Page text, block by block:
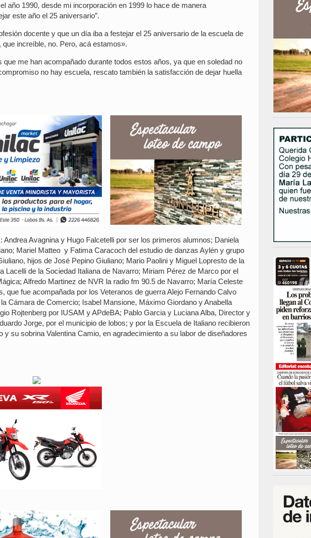
año 1990, desde mi incorporación en 1999 lo hace de manera
este año el 25 aniversario”.
docente y que un día iba a festejar el 25 aniversario de la escuela de
increíble, no. Pero, acá estamos».
me han acompañado durante todos estos años, ya que en soledad no
no hay escuela, rescato también la satisfacción de dejar huella
Avagnina y Hugo Falcetelli por ser los primeros alumnos; Daniela
Mariel Matteo y Fatima Caracoch del estudio de danzas Aylén y grupo
hijos de José Pepino Giuliano; Mario Paolini y Miguel Lopresto de la
Lacelli de la Sociedad Italiana de Navarro; Miriam Pérez de Marco por el
Alfredo Martinez de NVR la radio fm 90.5 de Navarro; María Celeste
que fue acompañada por los Veteranos de guerra Alejo Fernando Calvo
Cámara de Comercio; Isabel Mansione, Máximo Giordano y Anabella
Rojtenberg por IUSAM y APdeBA; Pablo Garcia y Luciana Alba, Director y
Jorge, por el municipio de lobos; y por la Escuela de Italiano recibieron
su sobrina Valentina Camio, en agradecimiento a su labor de diseñadores